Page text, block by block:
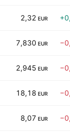
2,32 EUR
7,830 EUR
2,945 EUR
18,18 EUR
8,07 EUR